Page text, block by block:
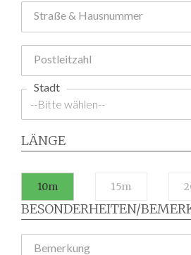
Straße & Hausnummer
Postleitzahl
Stadt
LÄNGE
10m 15m
BESONDERHEITEN/
Bemerkung